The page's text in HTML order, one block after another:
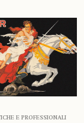
E PROFESSIONALI